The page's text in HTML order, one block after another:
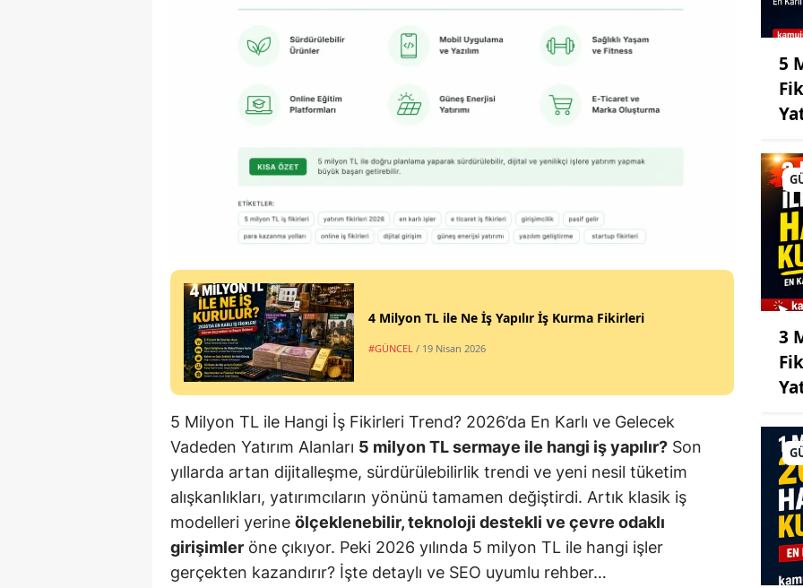
4 Milyon TL ile Ne İş Yapılır İş Kurma Fikirleri
#GÜNCEL / 19 Nisan 2026
5 Milyon TL ile Hangi İş Fikirleri Trend? 2026’da En Karlı ve Gelecek
Vadeden Yatırım Alanları 5 milyon TL sermaye ile hangi iş yapılır? Son
yıllarda artan dijitalleşme, sürdürülebilirlik trendi ve yeni nesil tüketim
alışkanlıkları, yatırımcıların yönünü tamamen değiştirdi. Artık klasik iş
modelleri yerine ölçeklenebilir, teknoloji destekli ve çevre odaklı
girişimler öne çıkıyor. Peki 2026 yılında 5 milyon TL ile hangi işler
gerçekten kazandırır? İşte detaylı ve SEO uyumlu rehber…
5
3